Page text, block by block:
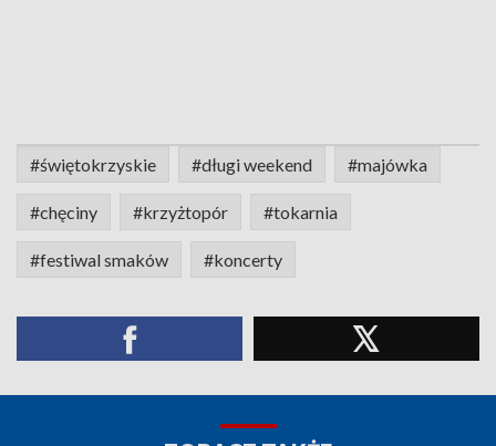
#świętokrzyskie #długi weekend #majówka
#chęciny #krzyżtopór #tokarnia
#festiwal smaków #koncerty